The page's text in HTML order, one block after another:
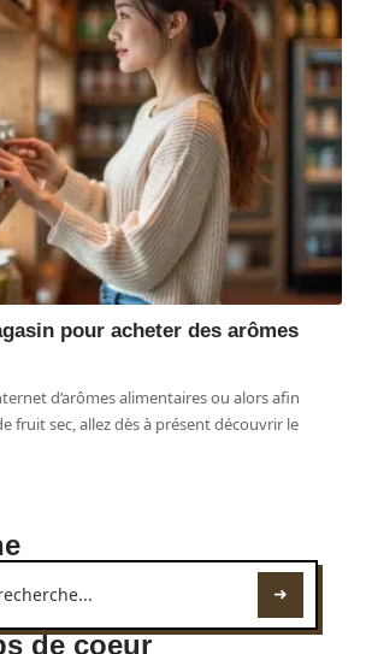
pour acheter des arômes
d’arômes alimentaires ou alors afin
fruit sec, allez dès à présent découvrir le
de coeur